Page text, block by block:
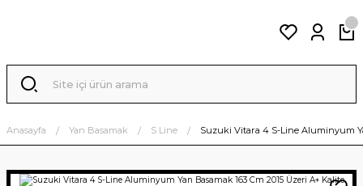
Anasayfa Yan Basamak S Line Suzuki Vitara 4 S-Line Aluminyum